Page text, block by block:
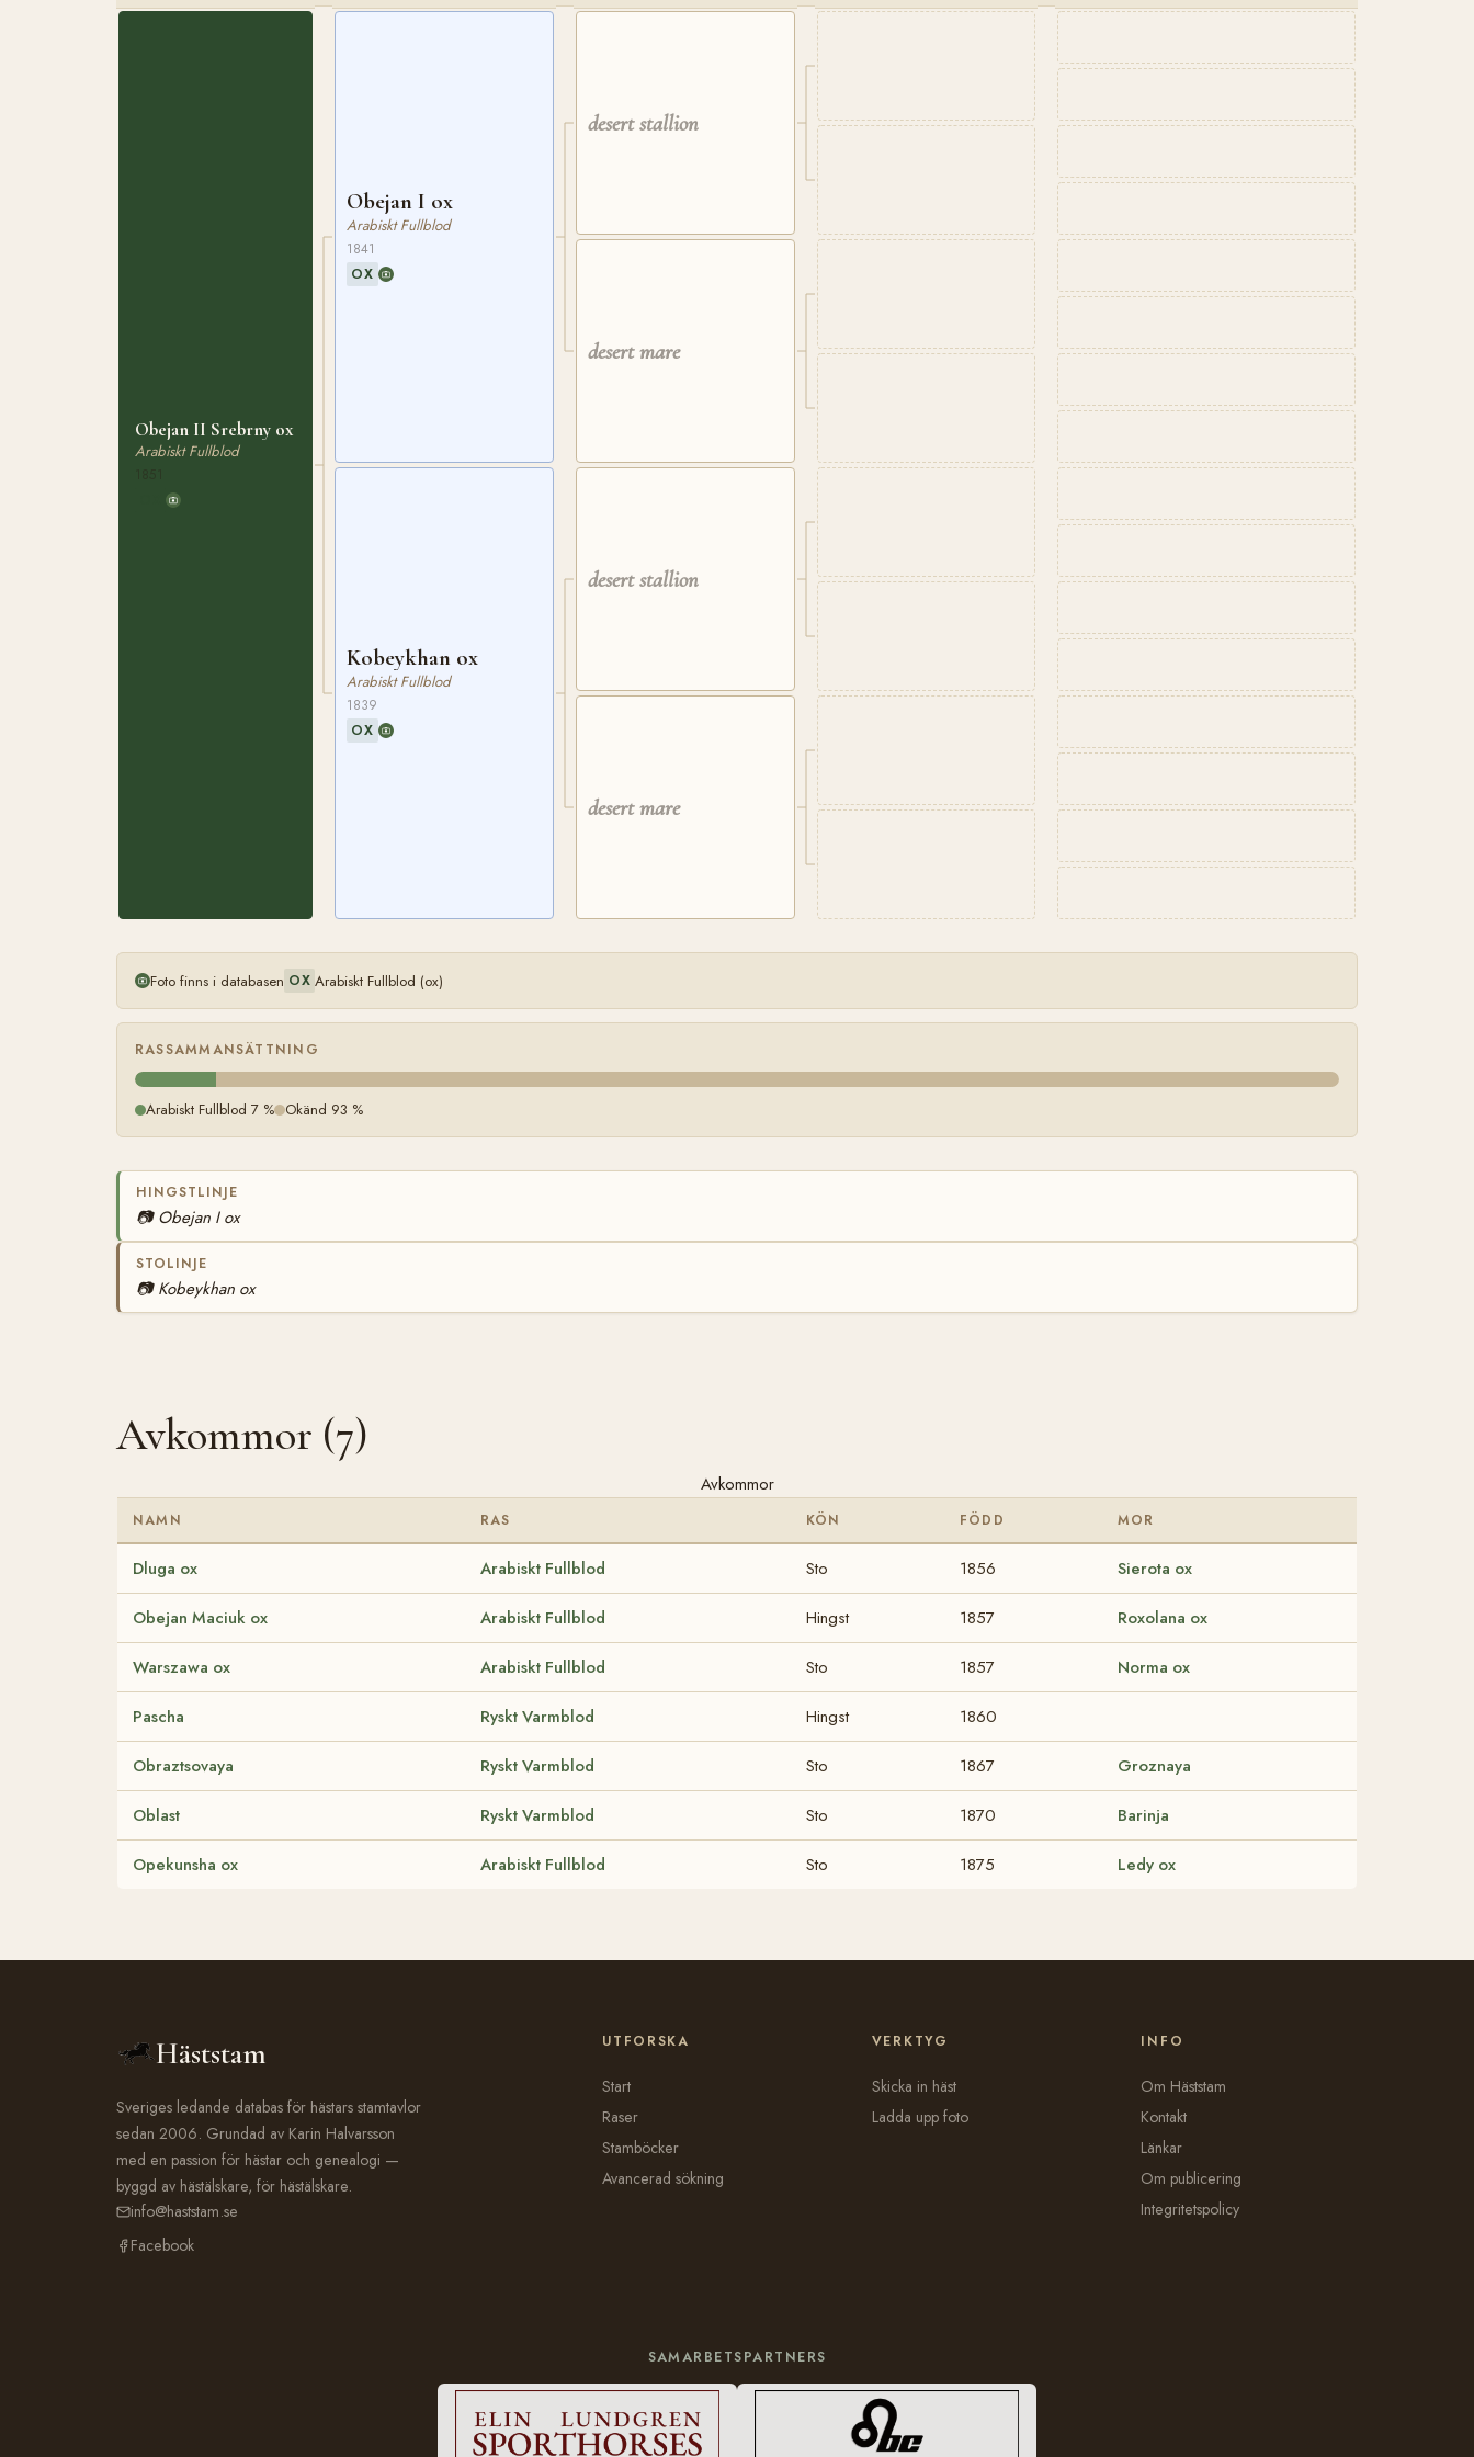
Obejan II Srebrny ox
Arabiskt Fullblod
Obejan I ox
Arabiskt Fullblod
1841
OX
Kobeykhan ox
Arabiskt Fullblod
1839
OX
desert stallion
desert mare
desert stallion
desert mare
Foto finns i databasen OX Arabiskt Fullblod (ox)
RASSAMMANSÄTTNING
Arabiskt Fullblod 7 % Okänd 93 %
HINGSTLINJE
📷 Obejan I ox
STOLINJE
📷 Kobeykhan ox
Avkommor (7)
Avkommor
NAMN RAS KÖN FÖDD MOR
Dluga ox Arabiskt Fullblod Sto 1856 Sierota ox
Obejan Maciuk ox Arabiskt Fullblod Hingst 1857 Roxolana ox
Warszawa ox Arabiskt Fullblod Sto 1857 Norma ox
Pascha Ryskt Varmblod Hingst 1860
Obraztsovaya Ryskt Varmblod Sto 1867 Groznaya
Oblast Ryskt Varmblod Sto 1870 Barinja
Opekunsha ox Arabiskt Fullblod Sto 1875 Ledy ox
Häststam
Sveriges ledande databas för hästars stamtavlor
sedan 2006. Grundad av Karin Halvarsson
med en passion för hästar och genealogi —
byggd av hästälskare, för hästälskare.
info@haststam.se
Facebook
UTFORSKA
Start
Raser
Stamböcker
Avancerad sökning
VERKTYG
Skicka in häst
Ladda upp foto
INFO
Om Häststam
Kontakt
Länkar
Om publicering
Integritetspolicy
SAMARBETSPARTNERS